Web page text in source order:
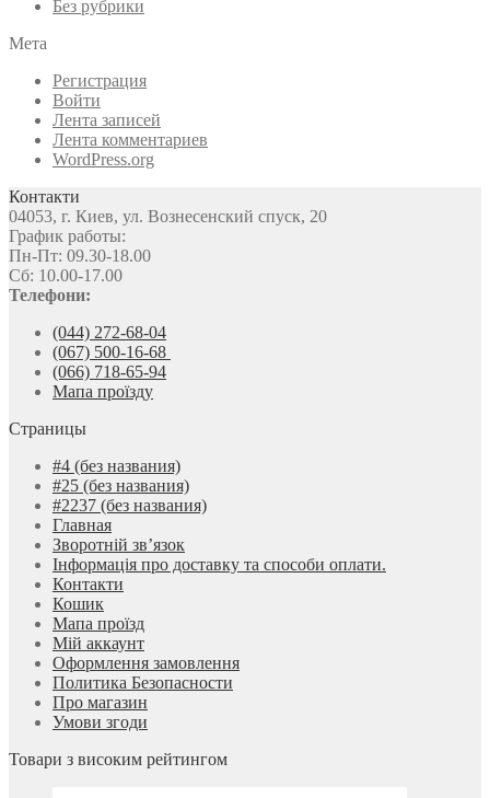
Без рубрики
Мета
Регистрация
Войти
Лента записей
Лента комментариев
WordPress.org
Контакти
04053, г. Киев, ул. Вознесенский спуск, 20
График работы:
Пн-Пт: 09.30-18.00
Сб: 10.00-17.00
Телефони:
(044) 272-68-04
(067) 500-16-68
(066) 718-65-94
Мапа проїзду
Страницы
#4 (без названия)
#25 (без названия)
#2237 (без названия)
Главная
Зворотній зв’язок
Інформація про доставку та способи оплати.
Контакти
Кошик
Мапа проїзд
Мій аккаунт
Оформлення замовлення
Политика Безопасности
Про магазин
Умови згоди
Товари з високим рейтингом